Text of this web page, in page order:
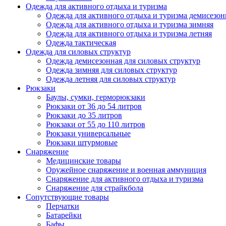
Одежда для активного отдыха и туризма
Одежда для активного отдыха и туризма
Одежда для активного отдыха и туризма зимняя
Одежда для активного отдыха и туризма летняя
Одежда тактическая
Одежда для силовых структур
Одежда демисезонная для силовых структур
Одежда зимняя для силовых структур
Одежда летняя для силовых структур
Рюкзаки
Баулы, сумки, герморюкзаки
Рюкзаки от 36 до 54 литров
Рюкзаки до 35 литров
Рюкзаки от 55 до 110 литров
Рюкзаки универсальные
Рюкзаки штурмовые
Снаряжение
Медицинские товары
Оружейное снаряжение и военная аммуниция
Снаряжение для активного отдыха и туризма
Снаряжение для страйкбола
Сопутствующие товары
Перчатки
Батарейки
Бафы